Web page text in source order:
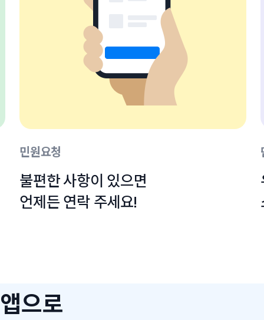
민원요청
불편한 사항이 있으면
언제든 연락 주세요!
앱으로